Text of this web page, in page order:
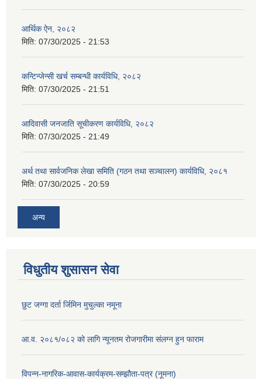
आर्थिक ऐन, २०८२
मिति: 07/30/2025 - 21:53
कन्टिन्जेन्सी खर्च सम्बन्धी कार्यविधि, २०८२
मिति: 07/30/2025 - 21:51
आदिवासी जनजाति सूचीकरण कार्यविधि, २०८२
मिति: 07/30/2025 - 21:49
अर्थ तथा सार्वजनिक लेखा समिति (गठन तथा सञ्चालन) कार्यविधि, २०८१
मिति: 07/30/2025 - 20:59
अन्य
विधुतीय शुसासन सेवा
छुट जग्गा दर्ता र्जिमिन मुचुल्का नमूना
आ.व. २०८१/०८२ को लागि न्यूनतम रोजगारीमा संलग्न हुन फाराम
विपन्न-नागरिक-आवास-कार्यक्रम-सम्झौता-पत्र (नूमना)